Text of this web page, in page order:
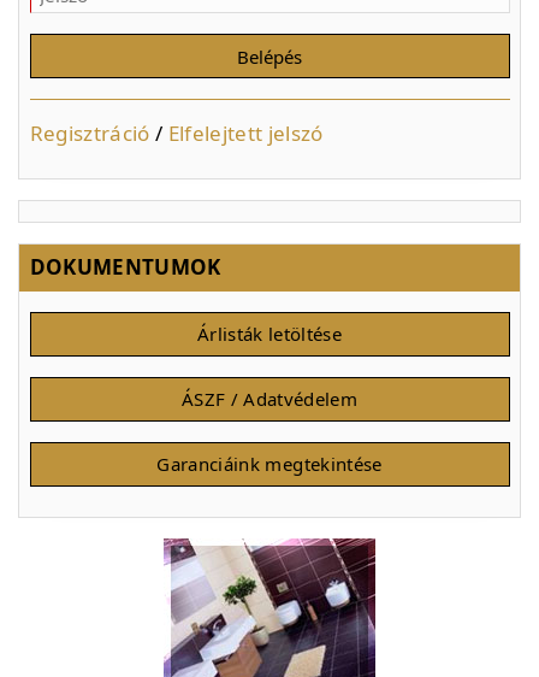
Regisztráció / Elfelejtett jelszó
DOKUMENTUMOK
Árlisták letöltése
ÁSZF / Adatvédelem
Garanciáink megtekintése